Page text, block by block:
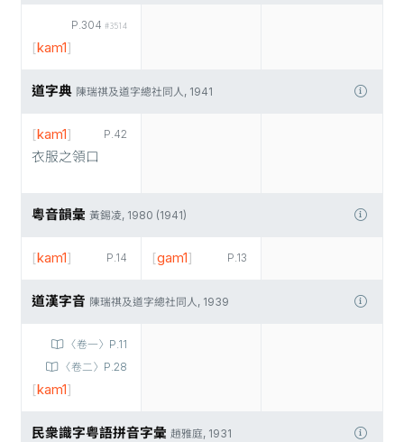
P.304 #3514
[kam1]
道字典 陳瑞祺及道字總社同人, 1941
P.42
[kam1]
衣服之領口
粵音韻彙 黃錫凌, 1980 (1941)
P.14
[kam1] P.13
[gam1]
道漢字音 陳瑞祺及道字總社同人, 1939
〈卷一〉P.11
〈卷二〉P.28
[kam1]
民衆識字粤語拼音字彙 趙雅庭, 1931